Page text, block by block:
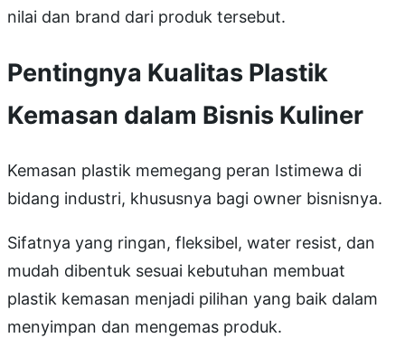
nilai dan brand dari produk tersebut.
Pentingnya Kualitas Plastik
Kemasan dalam Bisnis Kuliner
Kemasan plastik memegang peran Istimewa di
bidang industri, khususnya bagi owner bisnisnya.
Sifatnya yang ringan, fleksibel, water resist, dan
mudah dibentuk sesuai kebutuhan membuat
plastik kemasan menjadi pilihan yang baik dalam
menyimpan dan mengemas produk.